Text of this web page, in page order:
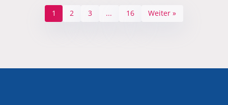
1 2 3 ... 16 Weiter »